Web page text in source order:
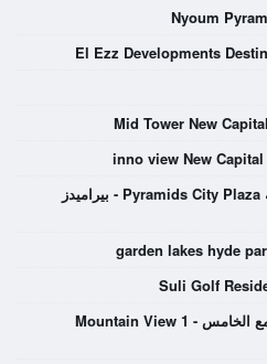
بيراميدز سيتي بلازا العاصمة الادارية Pyramids City Plaza - بيراميدز
كمبوند ماونتن فيو 1 اكستنشن التجمع الخامس - Mountain View 1